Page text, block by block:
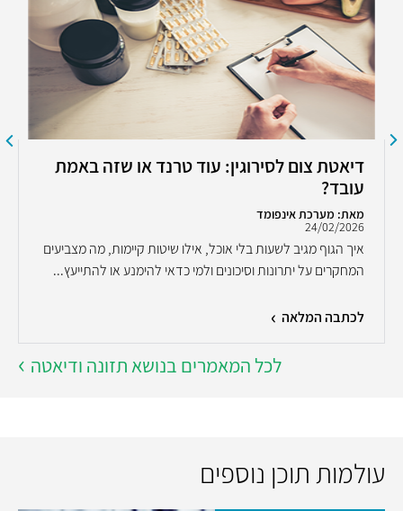
דיאטת צום לסירוגין: עוד טרנד או שזה באמת
עובד?
מאת: מערכת אינפומד
24/02/2026
איך הגוף מגיב לשעות בלי אוכל, אילו שיטות קיימות, מה מצביעים
המחקרים על יתרונות וסיכונים ולמי כדאי להימנע או להתייעץ...
לכתבה המלאה
לכל המאמרים בנושא תזונה ודיאטה
עולמות תוכן נוספים